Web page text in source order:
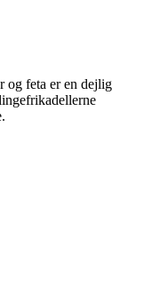
og feta er en dejlig